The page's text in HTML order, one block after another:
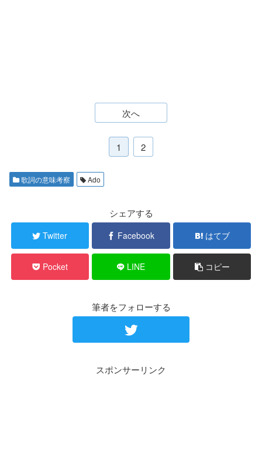
次へ
1 2
歌詞の意味考察 Ado
シェアする
Twitter Facebook はてブ
Pocket LINE コピー
筆者をフォローする
スポンサーリンク